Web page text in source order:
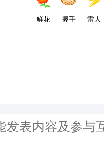
鲜花 握手 雷人